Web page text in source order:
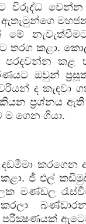
විරූද්ධ
ඇතැමුන්ගෙ
තරග කළා.
පරදවන්න කළ
ඔවුන්
ද කැඳවා
ප්‍රශ්නය ඇති
ගෙන ගියා.
කරගෙන
කළා. ජී එල්
මණ්ඩල
පරීක්‍ෂණයක්